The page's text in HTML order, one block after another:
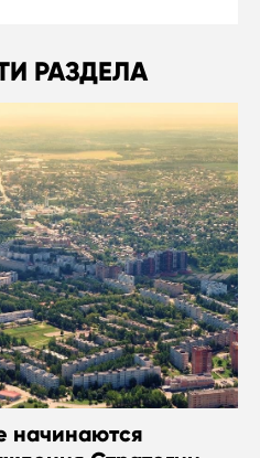
РАЗДЕЛА
начинаются